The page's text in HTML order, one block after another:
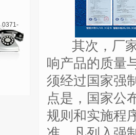
0371-
其次，厂家
响产品的质量
须经过国家强
点是，国家公
规则和实施程